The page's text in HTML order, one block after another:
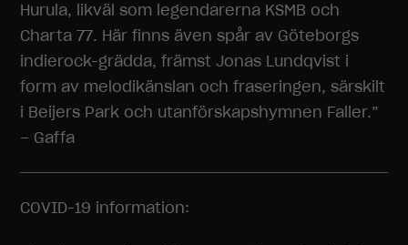
Hurula, likväl som legendarerna KSMB och
Charta 77. Här finns även spår av Göteborgs
indierock-grädda, främst Jonas Lundqvist i
form av melodikänslan och fraseringen, särskilt
i Beijers Park och utanförskapshymnen Faller.”
– Gaffa
COVID-19 information: